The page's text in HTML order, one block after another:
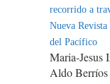
recorrido a
Nueva
del Pacífico
Maria-Jesus
Aldo